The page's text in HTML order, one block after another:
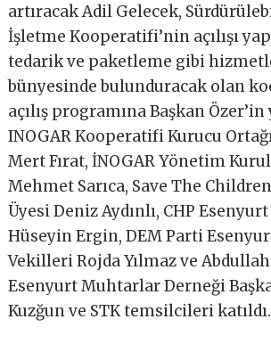
artıracak Adil Gelecek,
İşletme Kooperatifi’nin açılışı
tedarik ve paketleme gibi
bünyesinde bulunduracak olan
açılış programına Başkan Özer’in
INOGAR Kooperatifi Kurucu
Mert Fırat, İNOGAR Yönetim
Mehmet Sarıca, Save The
Üyesi Deniz Aydınlı, CHP
Hüseyin Ergin, DEM Parti
Vekilleri Rojda Yılmaz ve
Esenyurt Muhtarlar Derneği
Kuzğun ve STK temsilcileri katıldı.